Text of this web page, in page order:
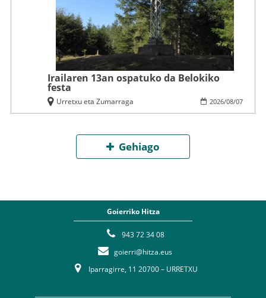
Irailaren 13an ospatuko da Belokiko
festa
2026/08/07
Urretxu eta Zumarraga
Gehiago
Goierriko Hitza
943 72 34 08
goierri@hitza.eus
Iparragirre, 11 20700 – URRETXU